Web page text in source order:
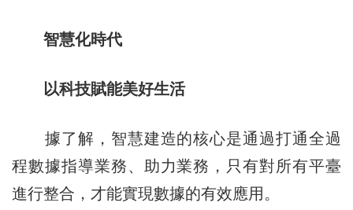
智慧化時代
以科技賦能美好生活
據了解，智慧建造的核心是通過打通全過
程數據指導業務、助力業務，只有對所有平臺
進行整合，才能實現數據的有效應用。